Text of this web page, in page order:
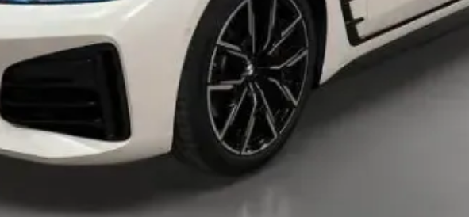
des réglages "Profil personnel"
et protection anti-coincement